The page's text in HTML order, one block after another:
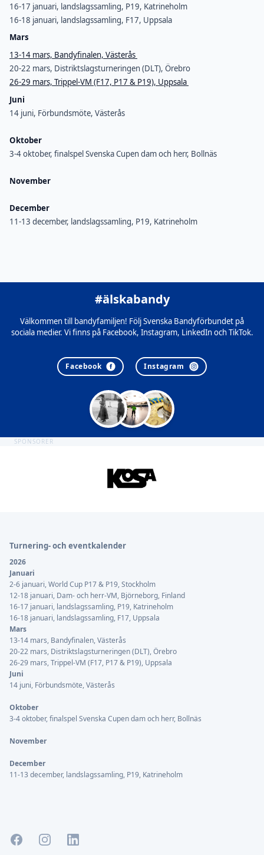
16-17 januari, landslagssamling, P19, Katrineholm
16-18 januari, landslagssamling, F17, Uppsala
Mars
13-14 mars, Bandyfinalen, Västerås
20-22 mars, Distriktslagsturneringen (DLT), Örebro
26-29 mars, Trippel-VM (F17, P17 & P19), Uppsala
Juni
14 juni, Förbundsmöte, Västerås
Oktober
3-4 oktober, finalspel Svenska Cupen dam och herr, Bollnäs
November
December
11-13 december, landslagssamling, P19, Katrineholm
#älskabandy
Välkommen till bandyfamiljen! Följ Svenska Bandyförbundet på
sociala medier. Vi finns på Facebook, Instagram, LinkedIn och TikTok.
Facebook Instagram
SPONSORER
Turnering- och eventkalender
2026
Januari
2-6 januari, World Cup P17 & P19, Stockholm
12-18 januari, Dam- och herr-VM, Björneborg, Finland
16-17 januari, landslagssamling, P19, Katrineholm
16-18 januari, landslagssamling, F17, Uppsala
Mars
13-14 mars, Bandyfinalen, Västerås
20-22 mars, Distriktslagsturneringen (DLT), Örebro
26-29 mars, Trippel-VM (F17, P17 & P19), Uppsala
Juni
14 juni, Förbundsmöte, Västerås
Oktober
3-4 oktober, finalspel Svenska Cupen dam och herr, Bollnäs
November
December
11-13 december, landslagssamling, P19, Katrineholm
FacebookInstagramLinkedIn